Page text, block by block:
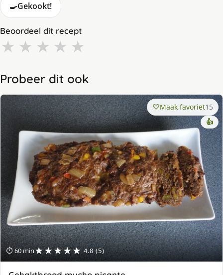
🍳Gekookt!
Beoordeel dit recept
★ ★ ★ ★ ★
Probeer dit ook
⏱ 60 min★★★★★ 4.8 (5)
Maak favoriet15
👍